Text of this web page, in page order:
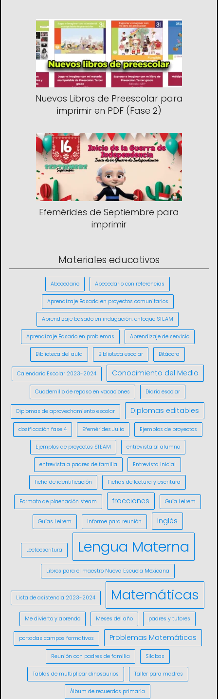
Nuevos Libros de Preescolar para
imprimir en PDF (Fase 2)
Efemérides de Septiembre para
imprimir
Materiales educativos
Abecedario Abecedario con referencias
Aprendizaje Basada en proyectos comunitarios
Aprendizaje basado en indagación: enfoque STEAM
Aprendizaje Basado en problemas Aprendizaje de servicio
Biblioteca del aula Biblioteca escolar Bitácora
Calendario Escolar 2023-2024 Conocimiento del Medio
Cuadernillo de repaso en vacaciones Diario escolar
Diplomas de aprovechamiento escolar Diplomas editables
dosificación fase 4 Efemérides Julio Ejemplos de proyectos
Ejemplos de proyectos STEAM entrevista al alumno
entrevista a padres de familia Entrevista inicial
ficha de identificación Fichas de lectura y escritura
Formato de plaenación steam fracciones Guía Leirem
Guías Leirem informe para reunión Inglés
Lectoescritura Lengua Materna
Libros para el maestro Nueva Escuela Mexicana
Lista de asistencia 2023-2024 Matemáticas
Me divierto y aprendo Meses del año padres y tutores
portadas campos formativos Problemas Matemáticos
Reunión con padres de familia Silabas
Tablas de multiplicar dinosaurios Taller para madres
Álbum de recuerdos primaria